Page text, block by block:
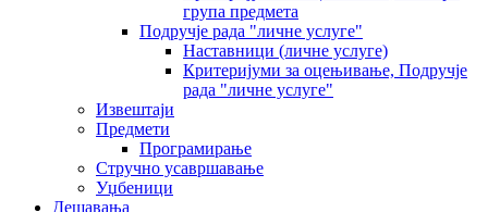
група предмета
Подручје рада "личне услуге"
Наставници (личне услуге)
Критеријуми за оцењивање, Подручје
рада "личне услуге"
Извештаји
Предмети
Програмирање
Стручно усавршавање
Уџбеници
Дешавања